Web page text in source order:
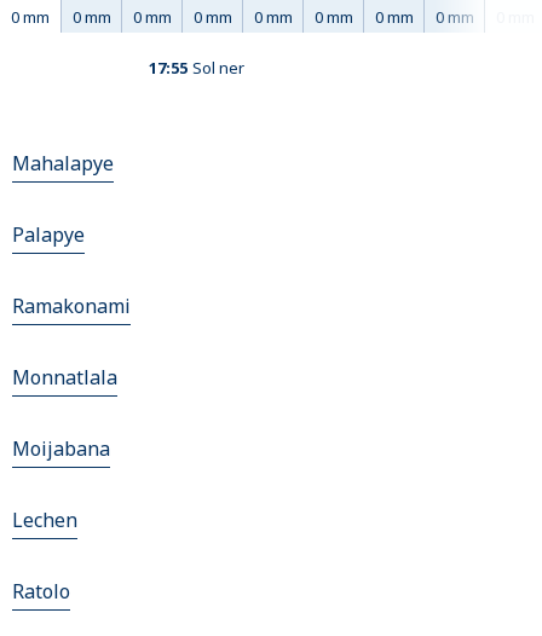
0 mm 0 mm 0 mm 0 mm 0 mm 0 mm 0 mm 0 mm
17:55 Sol ner
Mahalapye
Palapye
Ramakonami
Monnatlala
Moijabana
Lechen
Ratolo